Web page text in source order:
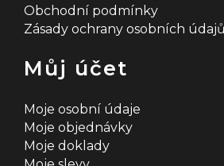
Obchodní podmínky
Zásady ochrany osobních údajů
Můj účet
Moje osobní údaje
Moje objednávky
Moje doklady